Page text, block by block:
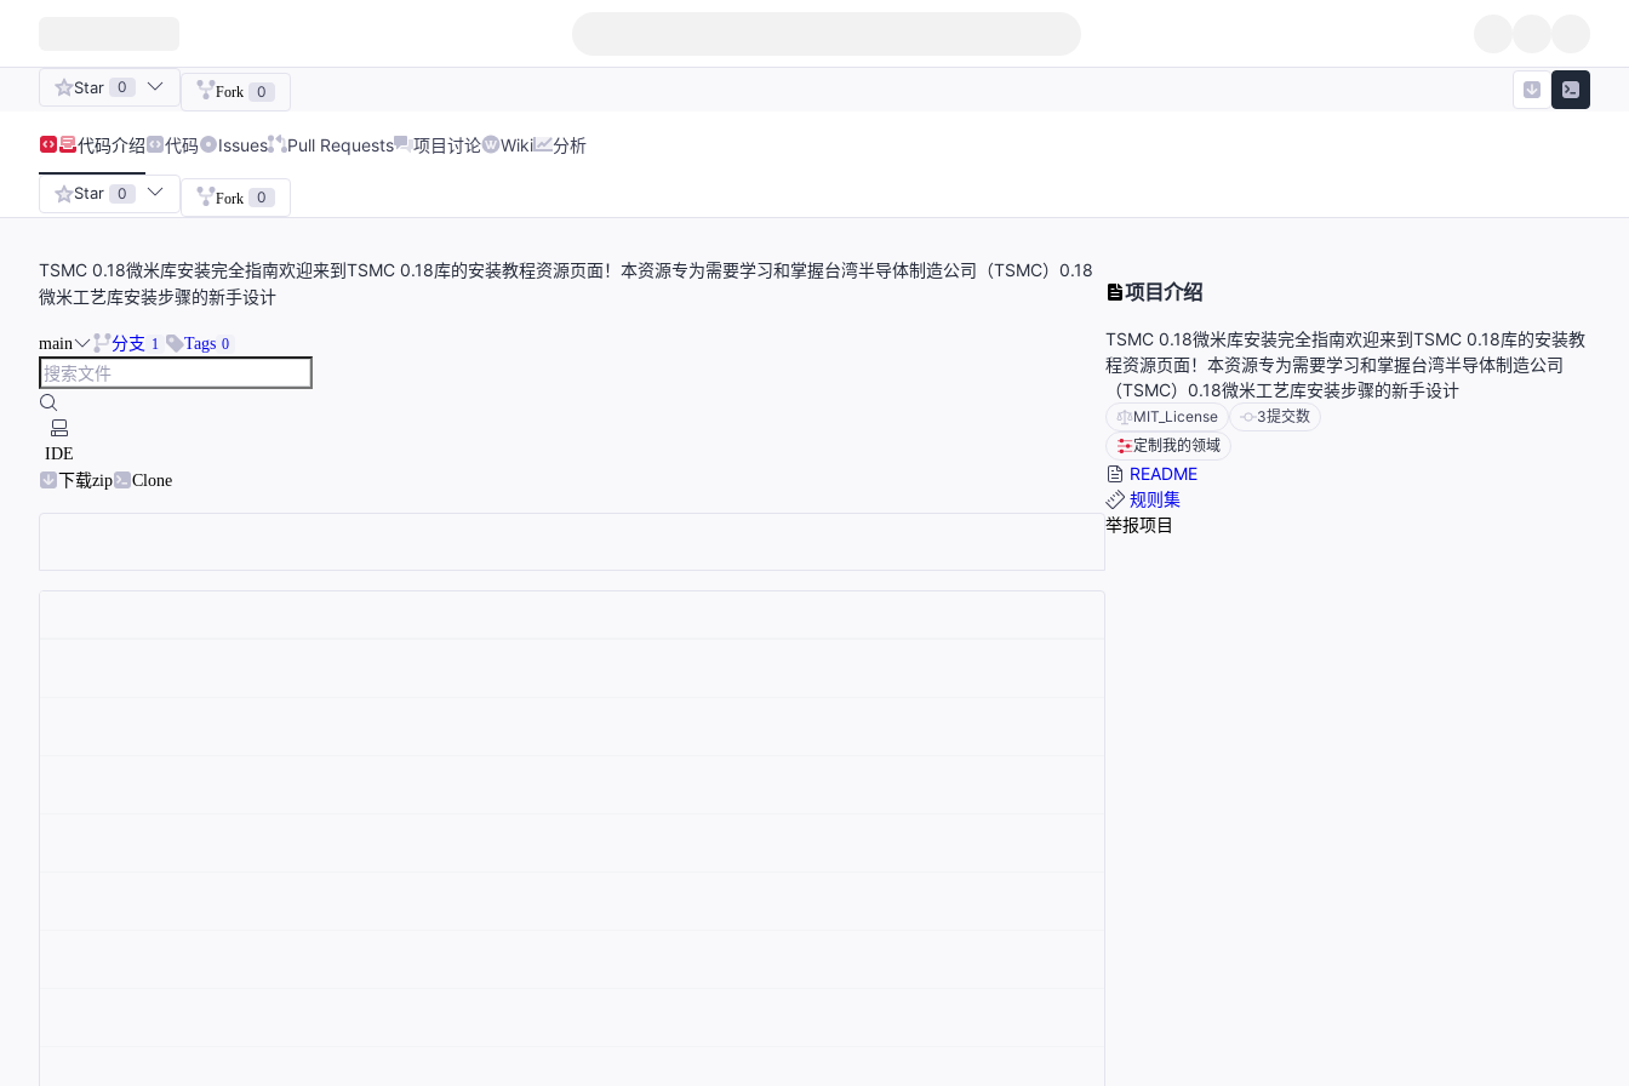
Star 0 Fork 0
代码介绍 代码 Issues Pull Requests 项目讨论 Wiki 分析
Star 0 Fork 0
TSMC 0.18微米库安装完全指南欢迎来到TSMC 0.18库的安装教程资源页面！本资源专为需要学习和掌握台湾半导体制造公司（TSMC）0.18
微米工艺库安装步骤的新手设计
main 分支 1 Tags 0
IDE
下载zip
Clone
项目介绍
TSMC 0.18微米库安装完全指南欢迎来到TSMC 0.18库的安装教
程资源页面！本资源专为需要学习和掌握台湾半导体制造公司
（TSMC）0.18微米工艺库安装步骤的新手设计
MIT_License 3提交数
定制我的领域
README
规则集
举报项目